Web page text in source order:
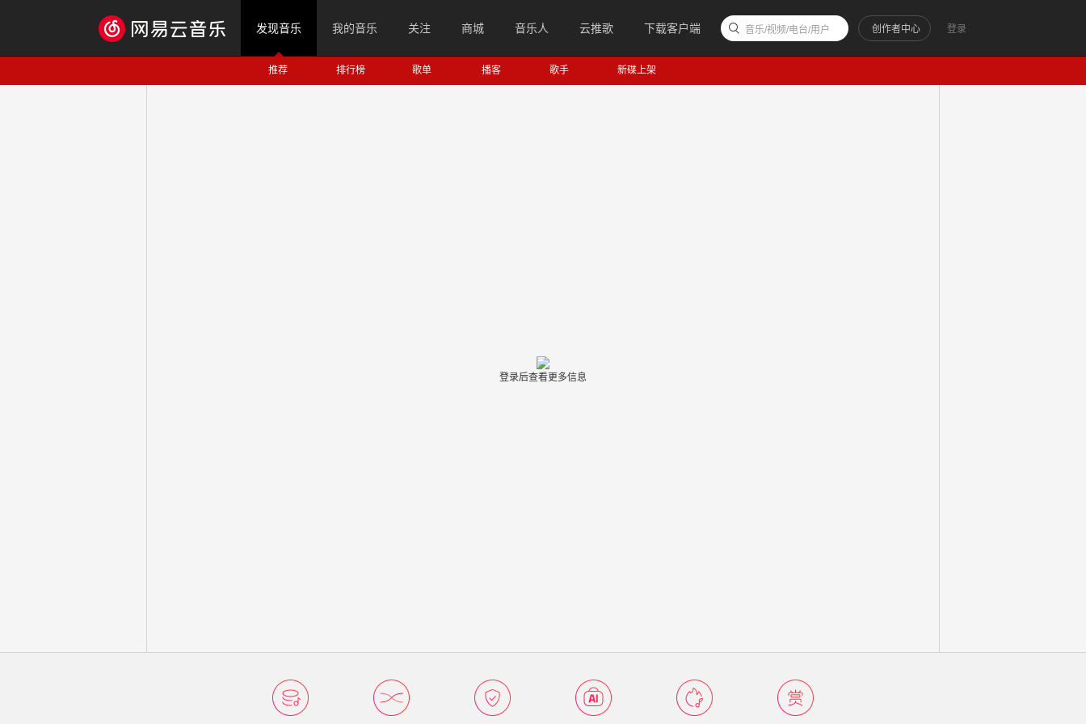
发现音乐 我的音乐 关注 商城 音乐人 云推歌 下载客户端 登录
创作者中心
音乐/视频/电台/用户
推荐 排行榜 歌单 播客 歌手 新碟上架